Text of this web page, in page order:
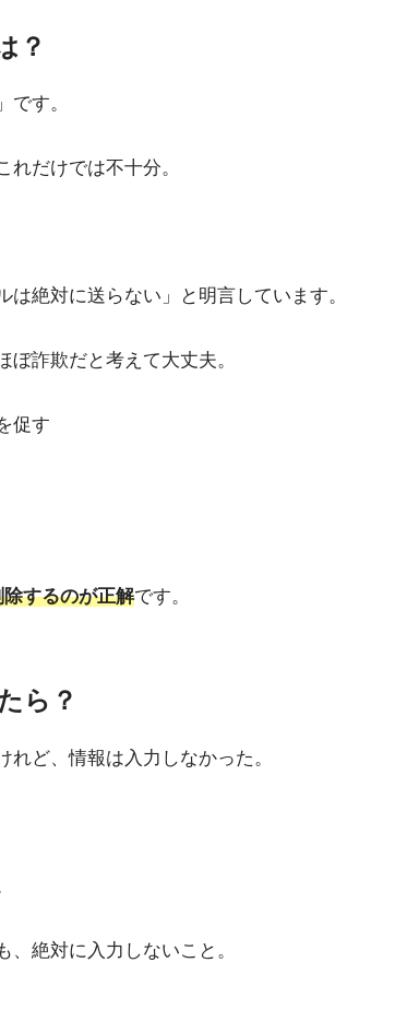
？
す。
だけでは不十分。
絶対に送らない」と明言しています。
詐欺だと考えて大丈夫。
促す
するのが正解です。
ら？
ど、情報は入力しなかった。
絶対に入力しないこと。